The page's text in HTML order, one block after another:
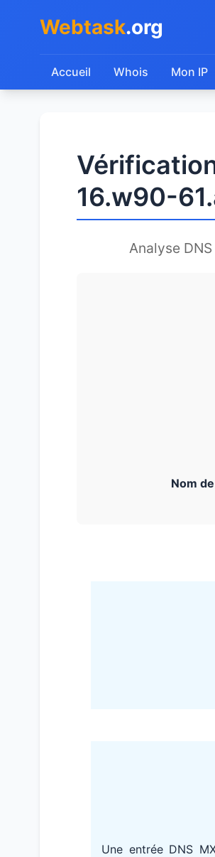
Webtask.org
Accueil Whois Mon IP
16.w90-
Analyse
Nom
Une entrée DNS